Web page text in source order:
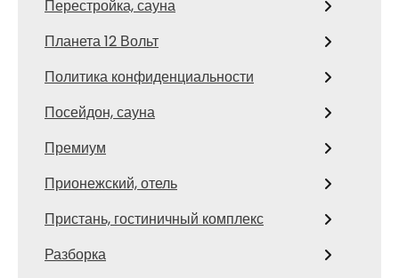
Перестройка, сауна
Планета 12 Вольт
Политика конфиденциальности
Посейдон, сауна
Премиум
Прионежский, отель
Пристань, гостиничный комплекс
Разборка